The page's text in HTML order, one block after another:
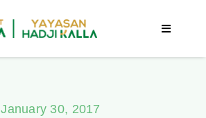
Toggle
January 30, 2017